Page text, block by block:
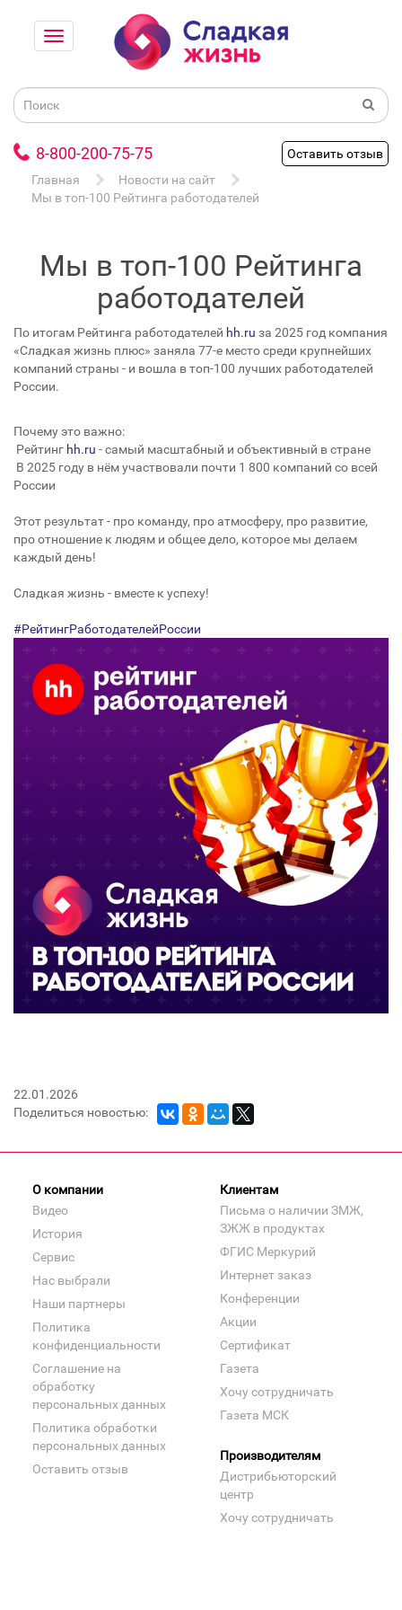
8-800-200-75-75
Оставить отзыв
Главная
Новости на сайт
Мы в топ-100 Рейтинга работодателей
Мы в топ-100 Рейтинга
работодателей
По итогам Рейтинга работодателей hh.ru за 2025 год компания
«Сладкая жизнь плюс» заняла 77-е место среди крупнейших
компаний страны - и вошла в топ-100 лучших работодателей
России.
Почему это важно:
Рейтинг hh.ru - самый масштабный и объективный в стране
В 2025 году в нём участвовали почти 1 800 компаний со всей
России
Этот результат - про команду, про атмосферу, про развитие,
про отношение к людям и общее дело, которое мы делаем
каждый день!
Сладкая жизнь - вместе к успеху!
#РейтингРаботодателейРоссии
22.01.2026
Поделиться новостью:
О компании
Видео
История
Сервис
Нас выбрали
Наши партнеры
Политика
конфиденциальности
Соглашение на
обработку
персональных данных
Политика обработки
персональных данных
Оставить отзыв
Клиентам
Письма о наличии ЗМЖ,
ЗЖЖ в продуктах
ФГИС Меркурий
Интернет заказ
Конференции
Акции
Сертификат
Газета
Хочу сотрудничать
Газета МСК
Производителям
Дистрибьюторский
центр
Хочу сотрудничать